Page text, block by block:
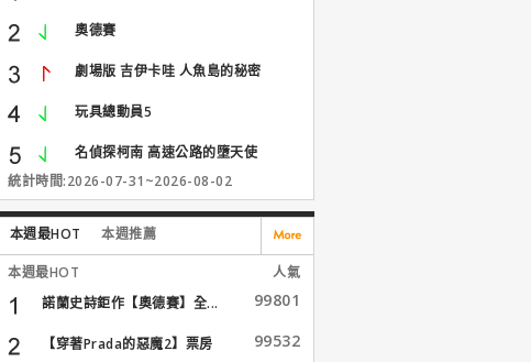
奧德賽
劇場版 吉伊卡哇 人魚島的秘密
玩具總動員5
名偵探柯南 高速公路的墮天使
統計時間:2026-07-31~2026-08-02
本週最HOT 本週推薦
本週最HOT
人氣
諾蘭史詩鉅作【奧德賽】全...
99801
【穿著Prada的惡魔2】票房
99532